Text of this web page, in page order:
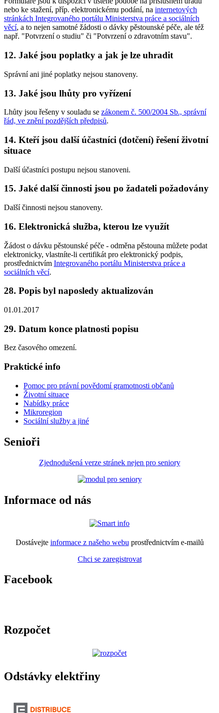
nebo ke stažení, příp. elektronickému podání, na internetových
stránkách Integrovaného portálu Ministerstva práce a sociálních
věcí, a to nejen samotné žádosti o dávky pěstounské péče, ale též
např. "Potvrzení o studiu" či "Potvrzení o zdravotním stavu".
12. Jaké jsou poplatky a jak je lze uhradit
Správní ani jiné poplatky nejsou stanoveny.
13. Jaké jsou lhůty pro vyřízení
Lhůty jsou řešeny v souladu se zákonem č. 500/2004 Sb., správní
řád, ve znění pozdějších předpisů.
14. Kteří jsou další účastníci (dotčení) řešení životní
situace
Další účastníci postupu nejsou stanoveni.
15. Jaké další činnosti jsou po žadateli požadovány
Další činnosti nejsou stanoveny.
16. Elektronická služba, kterou lze využít
Žádost o dávku pěstounské péče - odměna pěstouna můžete podat
elektronicky, vlastníte-li certifikát pro elektronický podpis,
prostřednictvím Integrovaného portálu Ministerstva práce a
sociálních věcí.
28. Popis byl naposledy aktualizován
01.01.2017
29. Datum konce platnosti popisu
Bez časového omezení.
Praktické info
Pomoc pro právní povědomí gramotnosti občanů
Životní situace
Nabídky práce
Mikroregion
Sociální služby a jiné
Senioři
Zjednodušená verze stránek nejen pro seniory
Informace od nás
Dostávejte informace z našeho webu prostřednictvím e-mailů
Chci se zaregistrovat
Facebook
Rozpočet
Odstávky elektřiny